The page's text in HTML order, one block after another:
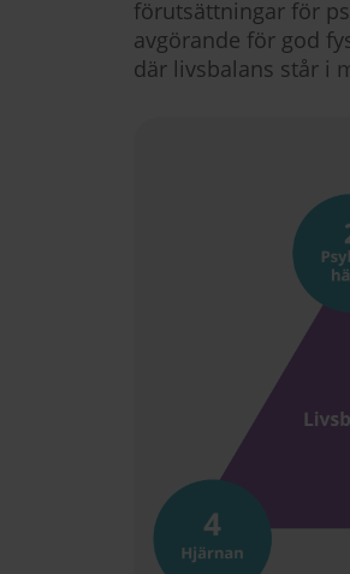
förutsättningar för
avgörande för god
där livsbalans står i